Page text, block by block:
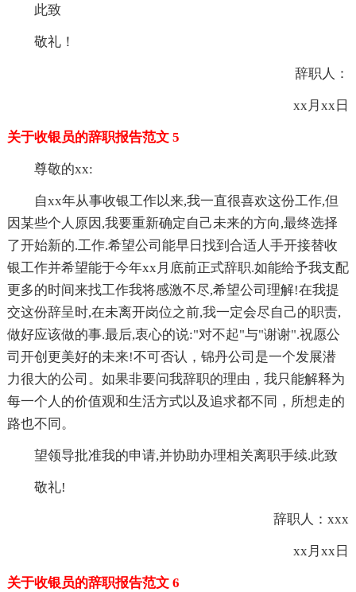
此致
敬礼！
辞职人：
xx月xx日
关于收银员的辞职报告范文 5
尊敬的xx:
自xx年从事收银工作以来,我一直很喜欢这份工作,但
因某些个人原因,我要重新确定自己未来的方向,最终选择
了开始新的.工作.希望公司能早日找到合适人手开接替收
银工作并希望能于今年xx月底前正式辞职.如能给予我支配
更多的时间来找工作我将感激不尽,希望公司理解!在我提
交这份辞呈时,在未离开岗位之前,我一定会尽自己的职责,
做好应该做的事.最后,衷心的说:"对不起"与"谢谢".祝愿公
司开创更美好的未来!不可否认，锦丹公司是一个发展潜
力很大的公司。如果非要问我辞职的理由，我只能解释为
每一个人的价值观和生活方式以及追求都不同，所想走的
路也不同。
望领导批准我的申请,并协助办理相关离职手续.此致
敬礼!
辞职人：xxx
xx月xx日
关于收银员的辞职报告范文 6